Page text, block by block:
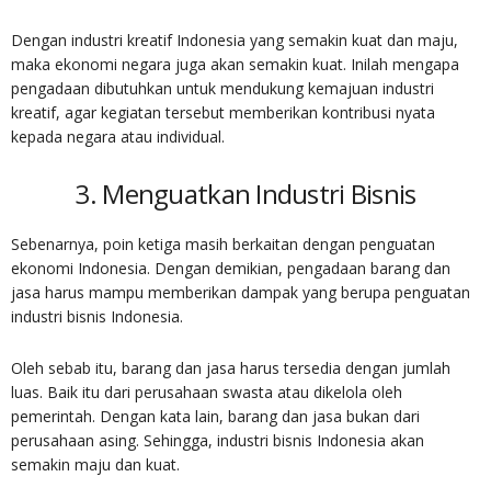
Dengan industri kreatif Indonesia yang semakin kuat dan maju,
maka ekonomi negara juga akan semakin kuat. Inilah mengapa
pengadaan dibutuhkan untuk mendukung kemajuan industri
kreatif, agar kegiatan tersebut memberikan kontribusi nyata
kepada negara atau individual.
3. Menguatkan Industri Bisnis
Sebenarnya, poin ketiga masih berkaitan dengan penguatan
ekonomi Indonesia. Dengan demikian, pengadaan barang dan
jasa harus mampu memberikan dampak yang berupa penguatan
industri bisnis Indonesia.
Oleh sebab itu, barang dan jasa harus tersedia dengan jumlah
luas. Baik itu dari perusahaan swasta atau dikelola oleh
pemerintah. Dengan kata lain, barang dan jasa bukan dari
perusahaan asing. Sehingga, industri bisnis Indonesia akan
semakin maju dan kuat.